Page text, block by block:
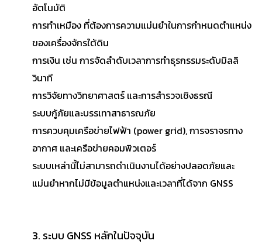
อัตโนมัติ
การทำเหมือง ที่ต้องการความแม่นยำในการกำหนดตำแหน่ง
ของเครื่องจักรใต้ดิน
การเงิน เช่น การจัดลำดับเวลาการทำธุรกรรมระดับมิลลิ
วินาที
การวิจัยทางวิทยาศาสตร์ และการสำรวจเชิงธรณี
ระบบกู้ภัยและบรรเทาสาธารณภัย
การควบคุมเครือข่ายไฟฟ้า (power grid), การจราจรทาง
อากาศ และเครือข่ายคอมพิวเตอร์
ระบบเหล่านี้ไม่สามารถดำเนินงานได้อย่างปลอดภัยและ
แม่นยำหากไม่มีข้อมูลตำแหน่งและเวลาที่ได้จาก GNSS
3. ระบบ GNSS หลักในปัจจุบัน